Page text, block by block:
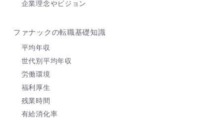
企業理念やビジョン
ファナックの転職基礎知識
平均年収
世代別平均年収
労働環境
福利厚生
残業時間
有給消化率